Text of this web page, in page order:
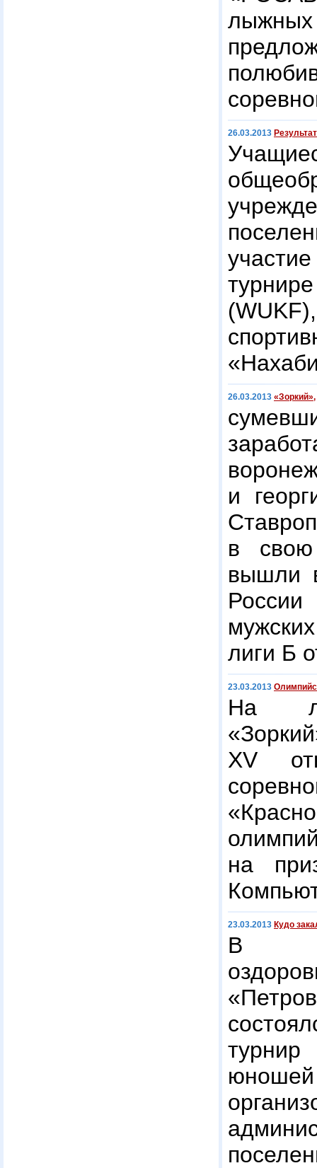
26.03.2013
26.03.2013 «Зоркий»,
и
в свою
вышли
России
лиги Б
23.03.2013
На
XV
на
23.03.2013 Кудо
В